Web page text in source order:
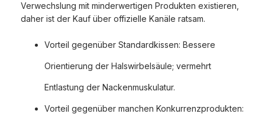
Verwechslung mit minderwertigen Produkten existieren,
daher ist der Kauf über offizielle Kanäle ratsam.
Vorteil gegenüber Standardkissen: Bessere
Orientierung der Halswirbelsäule; vermehrt
Entlastung der Nackenmuskulatur.
Vorteil gegenüber manchen Konkurrenzprodukten: